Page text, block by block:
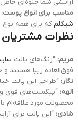
آرایشی شما جلوه‌ای
مناسب برای انواع پوست:
شیگلمکه برای همه
نظرات مشتریان
مریم: “رنگ‌های پالت
فوق‌العاده زیبا
نگار: “طراحی این پالت
الهه: “پیگمنت‌های قوی و
محصولات مورد علاقه‌ام
شادی: “این پالت برای